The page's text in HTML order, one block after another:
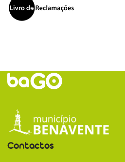
Contactos